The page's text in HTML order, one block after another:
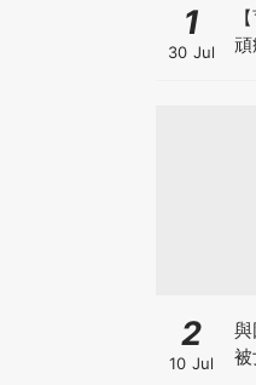
1
30 Jul
2
10 Jul
被